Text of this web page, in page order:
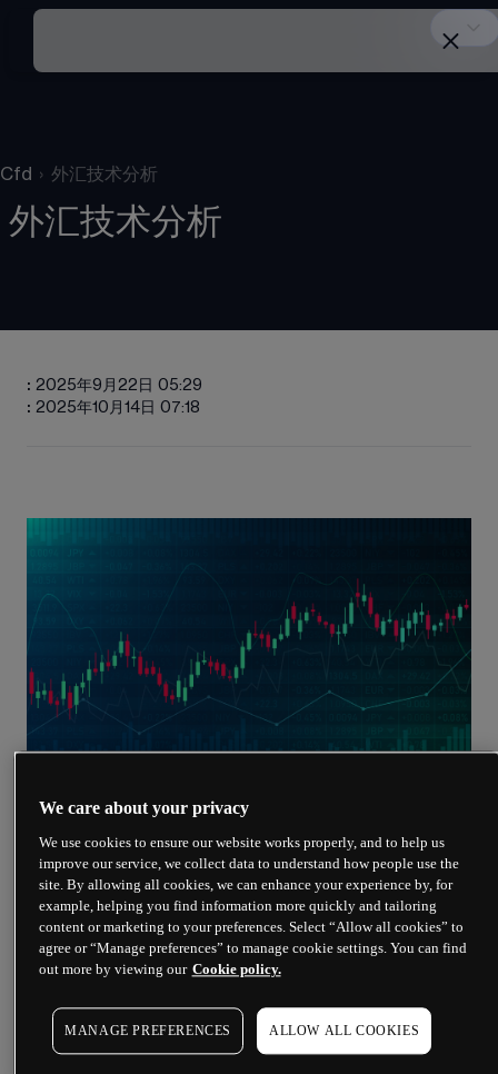
Cfd › 外汇技术分析
外汇技术分析
: 2025年9月22日 05:29
: 2025年10月14日 07:18
来预测金融产品未来的价格变化。
外汇市场特别适合运用技术分析。由于交易量和参与者
数量极高，以及对长期国家层面趋势的敏感性，外汇市
场往往会形成趋势，并且各种形态往往有机会得到充分
发展。
与此同时，技术分析在外汇市场中也能被有效运用于制
定和执行短期交易策略。
We care about your privacy
We use cookies to ensure our website works properly, and to help us
improve our service, we collect data to understand how people use the
site. By allowing all cookies, we can enhance your experience by, for
example, helping you find information more quickly and tailoring
content or marketing to your preferences. Select “Allow all cookies” to
agree or “Manage preferences” to manage cookie settings. You can find
out more by viewing our Cookie policy.
MANAGE PREFERENCES ALLOW ALL COOKIES